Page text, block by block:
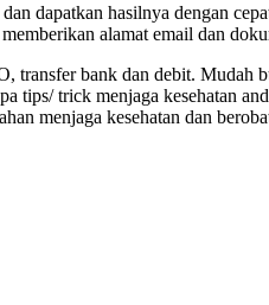
dapatkan hasilnya dengan
alamat email dan
transfer bank dan debit. Mudah
tips/ trick menjaga kesehatan
menjaga kesehatan dan